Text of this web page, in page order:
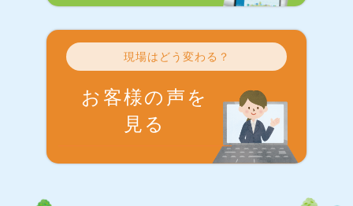
現場はどう変わる？
お客様の声を
見る